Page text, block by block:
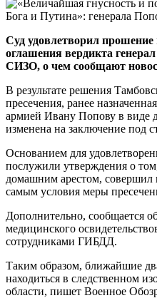
Суд удовлетворил
оглашения вердикта
СИЗО, о чем сообщают
В результате решения
пресечения, ранее
армией Ивану Попову в виде
изменена на заключение под
Основанием для
послужили утверждения о
домашним арестом, совершил
самым условия меры
Дополнительно, сообщается
медицинского
сотрудниками ГИБДД.
Таким образом, ближайшие
находиться в следственном
области, пишет Военное